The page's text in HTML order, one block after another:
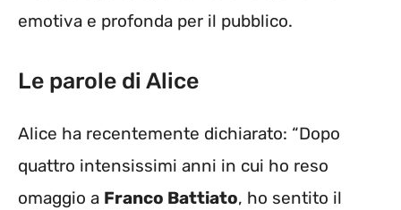
emotiva e profonda per il pubblico.
Le parole di Alice
Alice ha recentemente dichiarato: “Dopo
quattro intensissimi anni in cui ho reso
omaggio a Franco Battiato, ho sentito il